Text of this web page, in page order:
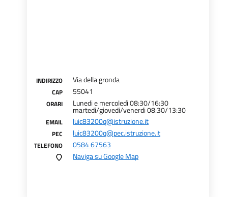
INDIRIZZO Via della gronda
CAP 55041
ORARI Lunedi e mercoledì 08:30/16:30
martedi/giovedi/venerdi 08:30/13:30
EMAIL luic83200q@istruzione.it
PEC luic83200q@pec.istruzione.it
TELEFONO
0584 67563
Naviga su Google Map